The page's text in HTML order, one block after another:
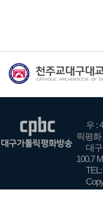
우 :
릭평
대
100.7